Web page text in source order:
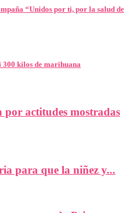
“Unidos por ti, por la salud de
300 kilos de marihuana
actitudes mostradas
para que la niñez y...